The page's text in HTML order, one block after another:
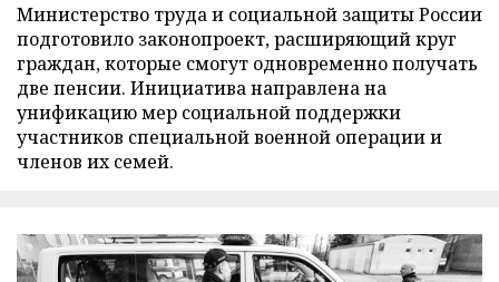
Министерство труда и социальной защиты России
подготовило законопроект, расширяющий круг
граждан, которые смогут одновременно получать
две пенсии. Инициатива направлена на
унификацию мер социальной поддержки
участников специальной военной операции и
членов их семей.